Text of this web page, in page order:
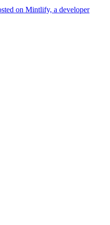
on Mintlify, a developer